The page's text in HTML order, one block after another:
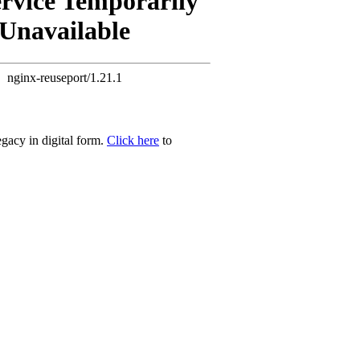
nginx-reuseport/1.21.1
in digital form. Click here to